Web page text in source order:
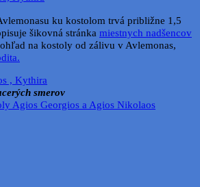
ku kostolom trvá približne 1,5
šikovná stránka miestnych nadšencov
na kostoly od zálivu v Avlemonas,
smerov